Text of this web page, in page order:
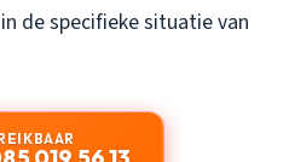
de specifieke situatie van